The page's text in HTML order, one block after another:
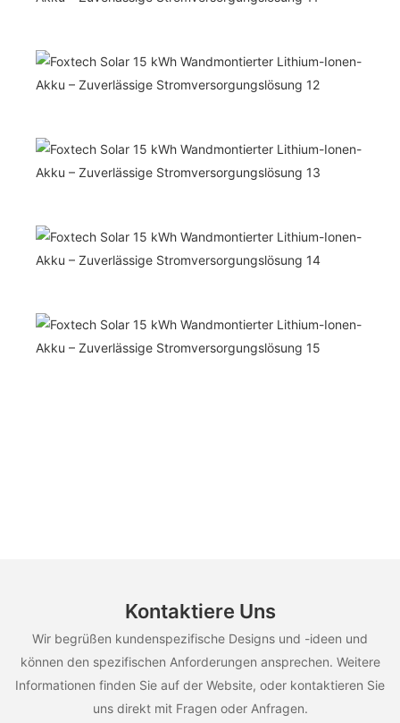
Kontaktiere Uns
Wir begrüßen kundenspezifische Designs und -ideen und
können den spezifischen Anforderungen ansprechen. Weitere
Informationen finden Sie auf der Website, oder kontaktieren Sie
uns direkt mit Fragen oder Anfragen.